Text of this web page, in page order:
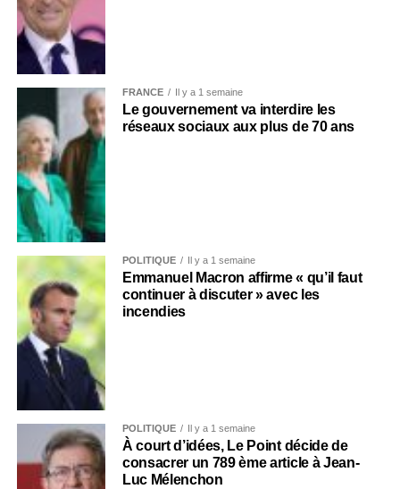
FRANCE Il y a 1 semaine
Le gouvernement va interdire les
réseaux sociaux aux plus de 70 ans
POLITIQUE Il y a 1 semaine
Emmanuel Macron affirme « qu’il faut
continuer à discuter » avec les
incendies
POLITIQUE Il y a 1 semaine
À court d’idées, Le Point décide de
consacrer un 789 ème article à Jean-
Luc Mélenchon